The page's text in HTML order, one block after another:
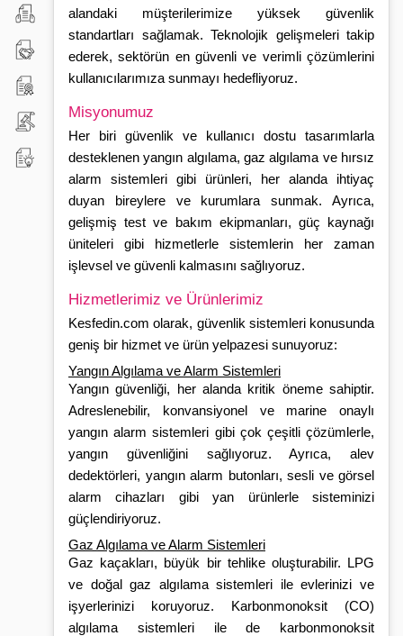
Güvenlik
Bilgilendirme
Formu
Mesafeli
Satış
Sözleşmesi
Ödeme
Teslimat
Koşulları
Sıkça
Sorulan
Sorular
alandaki müşterilerimize yüksek güvenlik
standartları sağlamak. Teknolojik gelişmeleri takip
ederek, sektörün en güvenli ve verimli çözümlerini
kullanıcılarımıza sunmayı hedefliyoruz.
Misyonumuz
Her biri güvenlik ve kullanıcı dostu tasarımlarla
desteklenen yangın algılama, gaz algılama ve hırsız
alarm sistemleri gibi ürünleri, her alanda ihtiyaç
duyan bireylere ve kurumlara sunmak. Ayrıca,
gelişmiş test ve bakım ekipmanları, güç kaynağı
üniteleri gibi hizmetlerle sistemlerin her zaman
işlevsel ve güvenli kalmasını sağlıyoruz.
Hizmetlerimiz ve Ürünlerimiz
Kesfedin.com olarak, güvenlik sistemleri konusunda
geniş bir hizmet ve ürün yelpazesi sunuyoruz:
Yangın Algılama ve Alarm Sistemleri
Yangın güvenliği, her alanda kritik öneme sahiptir.
Adreslenebilir, konvansiyonel ve marine onaylı
yangın alarm sistemleri gibi çok çeşitli çözümlerle,
yangın güvenliğini sağlıyoruz. Ayrıca, alev
dedektörleri, yangın alarm butonları, sesli ve görsel
alarm cihazları gibi yan ürünlerle sisteminizi
güçlendiriyoruz.
Gaz Algılama ve Alarm Sistemleri
Gaz kaçakları, büyük bir tehlike oluşturabilir. LPG
ve doğal gaz algılama sistemleri ile evlerinizi ve
işyerlerinizi koruyoruz. Karbonmonoksit (CO)
algılama sistemleri ile de karbonmonoksit